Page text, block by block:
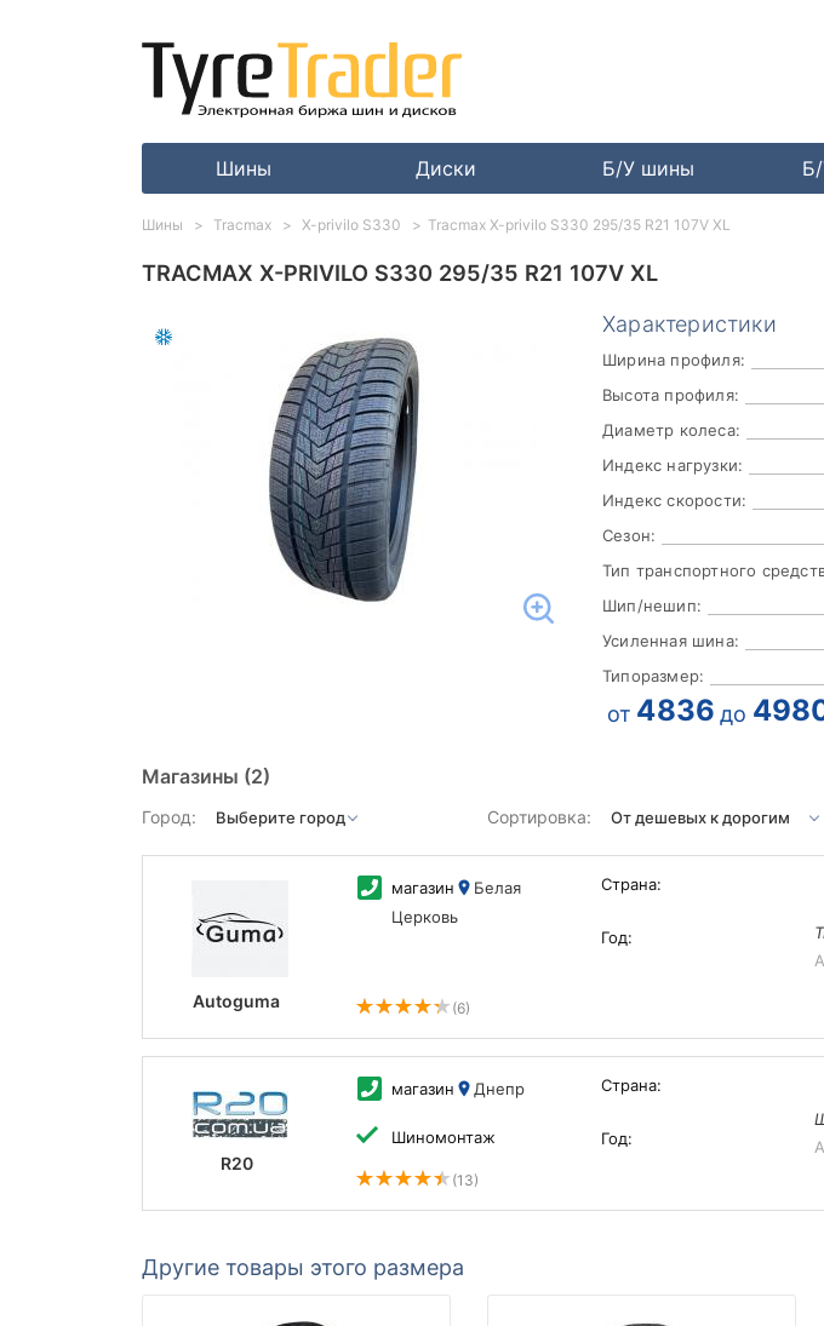
Шины Диски Б/У шины
TRACMAX X-PRIVILO S330 295/35 R21 107V XL
Характеристики
Ширина профиля:
Высота профиля:
Диаметр колеса:
Индекс нагрузки:
Индекс скорости:
Сезон:
Тип транспортного
Шип/нешип:
Усиленная шина:
Типоразмер:
от 4836 до
Магазины (2)
Город: Сортировка:
Autoguma
магазин
Белая
Церковь
(6)
Страна:
Год:
R20
магазин Днепр
Шиномонтаж
(13)
Страна:
Год:
Другие товары этого размера
Шины Tracmax X-privilo S330 Tracmax X-privilo S330 295/35 R21 107V XL